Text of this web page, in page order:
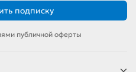
подписку
публичной оферты